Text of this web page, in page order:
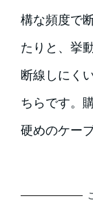
構な頻度で
たりと、挙
断線しにく
ちらです。
硬めのケー